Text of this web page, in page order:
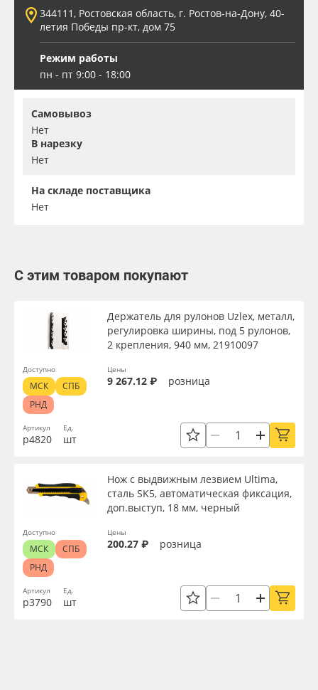
344111, Ростовская область, г. Ростов-на-Дону, 40-
летия Победы пр-кт, дом 75
Режим работы
пн - пт 9:00 - 18:00
Самовывоз
Нет
В нарезку
Нет
На складе поставщика
Нет
С этим товаром покупают
Артикул
р4820
Держатель для рулонов Uzlex, металл,
регулировка ширины, под 5 рулонов,
2 крепления, 940 мм, 21910097
Ед.
шт
Цены
9 267.12 ₽ розница
Доступно
МСК
СПБ
РНД
Артикул
р3790
Нож с выдвижным лезвием Ultima,
сталь SK5, автоматическая фиксация,
доп.выступ, 18 мм, черный
Ед.
шт
Цены
200.27 ₽ розница
Доступно
МСК
СПБ
РНД